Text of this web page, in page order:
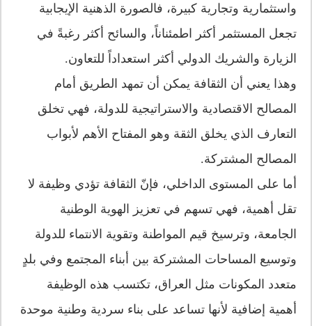
واستثمارية وتجارية كبيرة، فالصورة الذهنية الإيجابية
تجعل المستثمر أكثر اطمئناناً، والسائح أكثر رغبةً في
الزيارة والشريك الدولي أكثر استعداداً للتعاون.
وهذا يعني أن الثقافة يمكن أن تمهد الطريق أمام
المصالح الاقتصادية والاستراتيجية للدولة، فهي تخلق
التعارف الذي يخلق الثقة وهو المفتاح الأهم لأبواب
المصالح المشتركة.
أما على المستوى الداخلي، فإنّ الثقافة تؤدي وظيفة لا
تقل أهمية، فهي تسهم في تعزيز الهوية الوطنية
الجامعة، وترسيخ قيم المواطنة وتقوية الانتماء للدولة
وتوسيع المساحات المشتركة بين أبناء المجتمع وفي بلدٍ
متعدد المكونات مثل العراق، تكتسب هذه الوظيفة
أهمية إضافية لأنها تساعد على بناء سردية وطنية موحدة